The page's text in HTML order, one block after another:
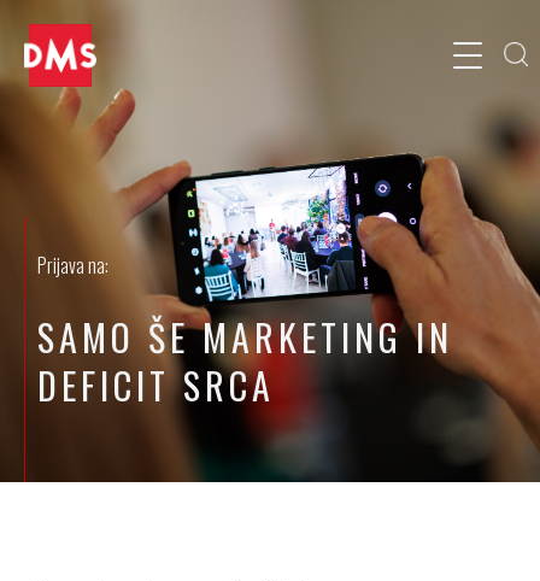
Prijava na:
SAMO ŠE MARKETING IN
DEFICIT SRCA